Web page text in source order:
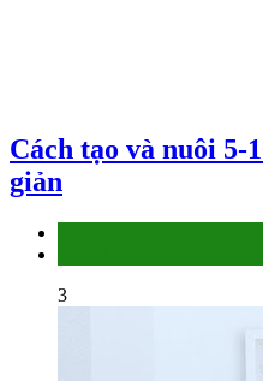
Cách tạo và nuôi 5-
giản
3